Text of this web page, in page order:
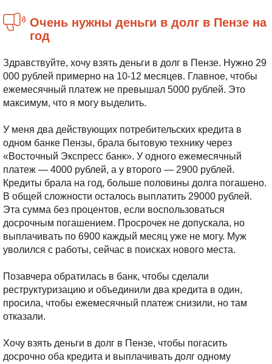
Очень нужны деньги в долг в Пензе на
год
Здравствуйте, хочу взять деньги в долг в Пензе. Нужно 29
000 рублей примерно на 10-12 месяцев. Главное, чтобы
ежемесячный платеж не превышал 5000 рублей. Это
максимум, что я могу выделить.
У меня два действующих потребительских кредита в
одном банке Пензы, брала бытовую технику через
«Восточный Экспресс банк». У одного ежемесячный
платеж — 4000 рублей, а у второго — 2900 рублей.
Кредиты брала на год, больше половины долга погашено.
В общей сложности осталось выплатить 29000 рублей.
Эта сумма без процентов, если воспользоваться
досрочным погашением. Просрочек не допускала, но
выплачивать по 6900 каждый месяц уже не могу. Муж
уволился с работы, сейчас в поисках нового места.
Позавчера обратилась в банк, чтобы сделали
реструктуризацию и объединили два кредита в один,
просила, чтобы ежемесячный платеж снизили, но там
отказали.
Хочу взять деньги в долг в Пензе, чтобы погасить
досрочно оба кредита и выплачивать долг одному